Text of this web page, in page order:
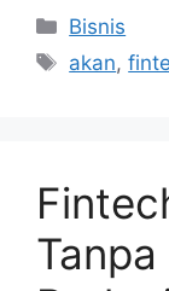
Kategori
Bisnis
Tag
akan,